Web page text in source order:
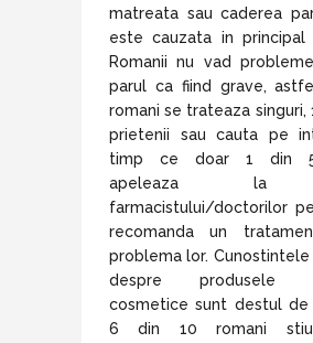
matreata sau caderea
este cauzata in principal
Romanii nu vad
parul ca fiind grave,
romani se trateaza singuri,
prietenii sau cauta pe
timp ce doar 1 din 5
apeleaza la
farmacistului/doctorilor
recomanda un
problema lor. Cunostintele
despre produsele
cosmetice sunt destul de
6 din 10 romani stiu